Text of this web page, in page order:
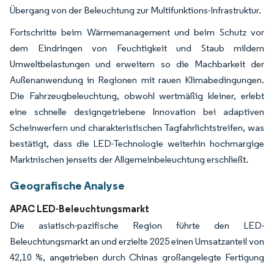
Übergang von der Beleuchtung zur Multifunktions-Infrastruktur.
Fortschritte beim Wärmemanagement und beim Schutz vor
dem Eindringen von Feuchtigkeit und Staub mildern
Umweltbelastungen und erweitern so die Machbarkeit der
Außenanwendung in Regionen mit rauen Klimabedingungen.
Die Fahrzeugbeleuchtung, obwohl wertmäßig kleiner, erlebt
eine schnelle designgetriebene Innovation bei adaptiven
Scheinwerfern und charakteristischen Tagfahrlichtstreifen, was
bestätigt, dass die LED-Technologie weiterhin hochmargige
Marktnischen jenseits der Allgemeinbeleuchtung erschließt.
Geografische Analyse
APAC LED-Beleuchtungsmarkt
Die asiatisch-pazifische Region führte den LED-
Beleuchtungsmarkt an und erzielte 2025 einen Umsatzanteil von
42,10 %, angetrieben durch Chinas großangelegte Fertigung